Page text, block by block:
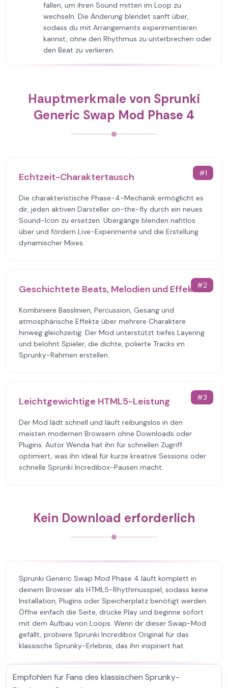
fallen, um ihren Sound mitten im Loop zu
wechseln. Die Änderung blendet sanft über,
sodass du mit Arrangements experimentieren
kannst, ohne den Rhythmus zu unterbrechen oder
den Beat zu verlieren.
Hauptmerkmale von Sprunki
Generic Swap Mod Phase 4
#1
Echtzeit-Charaktertausch
Die charakteristische Phase-4-Mechanik ermöglicht es
dir, jeden aktiven Darsteller on-the-fly durch ein neues
Sound-Icon zu ersetzen. Übergänge blenden nahtlos
über und fördern Live-Experimente und die Erstellung
dynamischer Mixes.
#2
Geschichtete Beats, Melodien und Effekte
Kombiniere Basslinien, Percussion, Gesang und
atmosphärische Effekte über mehrere Charaktere
hinweg gleichzeitig. Der Mod unterstützt tiefes Layering
und belohnt Spieler, die dichte, polierte Tracks im
Sprunky-Rahmen erstellen.
#3
Leichtgewichtige HTML5-Leistung
Der Mod lädt schnell und läuft reibungslos in den
meisten modernen Browsern ohne Downloads oder
Plugins. Autor Wenda hat ihn für schnellen Zugriff
optimiert, was ihn ideal für kurze kreative Sessions oder
schnelle Sprunki Incredibox-Pausen macht.
Kein Download erforderlich
Sprunki Generic Swap Mod Phase 4 läuft komplett in
deinem Browser als HTML5-Rhythmusspiel, sodass keine
Installation, Plugins oder Speicherplatz benötigt werden.
Öffne einfach die Seite, drücke Play und beginne sofort
mit dem Aufbau von Loops. Wenn dir dieser Swap-Mod
gefällt, probiere Sprunki Incredibox Original für das
klassische Sprunky-Erlebnis, das ihn inspiriert hat.
Empfohlen für Fans des klassischen Sprunky-